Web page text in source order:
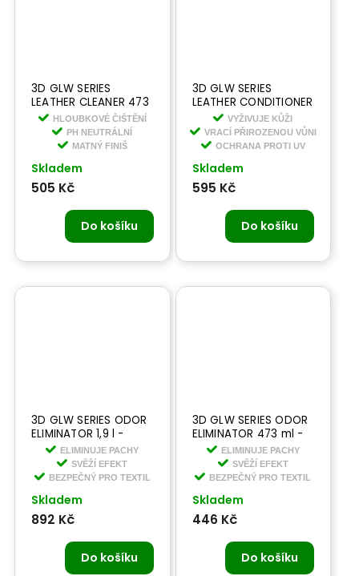
3D GLW SERIES
LEATHER CLEANER 473
ml - čistič na kůži
HLOUBKOVÉ ČIŠTĚNÍ
PH NEUTRÁLNÍ
MATNÝ FINIŠ
Skladem
505 Kč
Do košíku
3D GLW SERIES
LEATHER CONDITIONER
473 ml - čistič na kůži
VYŽIVUJE KŮŽI
VRACÍ PŘIROZENOU VŮNI
OCHRANA PROTI UV
Skladem
595 Kč
Do košíku
3D GLW SERIES ODOR
ELIMINATOR 1,9 l -
eliminátor zápachu
ELIMINUJE PACHY
SVĚŽÍ EFEKT
BEZPEČNÝ PRO TEXTIL
Skladem
892 Kč
Do košíku
3D GLW SERIES ODOR
ELIMINATOR 473 ml -
eliminátor zápachu
ELIMINUJE PACHY
SVĚŽÍ EFEKT
BEZPEČNÝ PRO TEXTIL
Skladem
446 Kč
Do košíku